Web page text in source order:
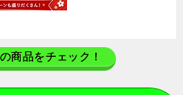
商品をチェック！